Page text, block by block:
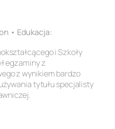
• Edukacja:
i Szkoły
egzaminy z
z wynikiem bardzo
tytułu specjalisty